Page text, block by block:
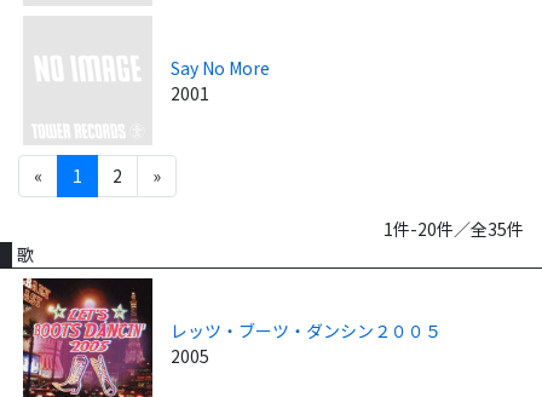
Say No More
2001
« 1 2 »
1件-20件／全35件
歌
レッツ・ブーツ・ダンシン２００５
2005